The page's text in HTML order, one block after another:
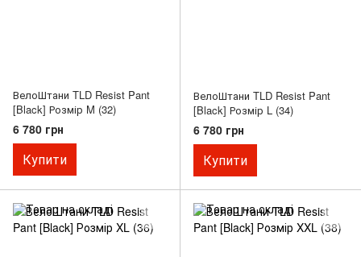
ВелоШтани TLD Resist Pant
[Black] Розмір M (32)
6 780 грн
Купити
ВелоШтани TLD Resist Pant
[Black] Розмір L (34)
6 780 грн
Купити